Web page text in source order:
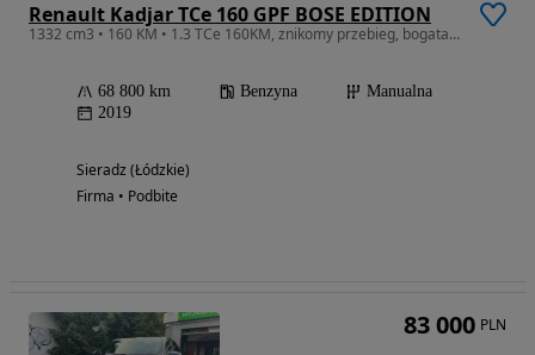
Renault Kadjar TCe 160 GPF BOSE EDITION
1332 cm3 • 160 KM • 1.3 TCe 160KM, znikomy przebieg, bogata wersja wyposażenia
68 800 km Benzyna
Manualna
2019
Sieradz (Łódzkie)
Firma • Podbite
83 000 PLN